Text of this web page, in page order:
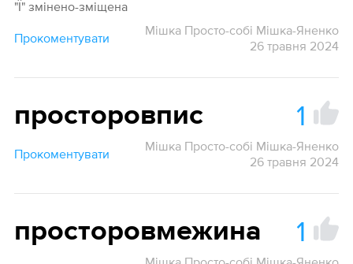
"Ї" змінено-зміщена
Прокоментувати
Мішка Просто-собі Мішка-Яненко
26 травня 2024
просторовпис 1
Прокоментувати
Мішка Просто-собі Мішка-Яненко
26 травня 2024
просторовмежина 1